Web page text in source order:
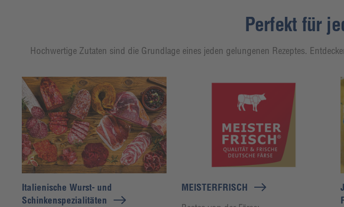
Perfekt für
Hochwertige Zutaten sind die Grundlage eines jeden gelungenen Rezeptes.
Italienische Wurst- und
Schinkenspezialitäten
MEISTERFRISCH